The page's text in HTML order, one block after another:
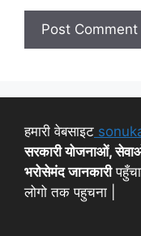
हमारी वेबसाइट
सरकारी योजनाओं,
भरोसेमंद जानकारी
लोगो तक पहुचना |